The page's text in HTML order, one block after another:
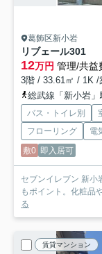
葛飾区新小岩
リブェール301
12万円 管理/共益
3階 / 33.61㎡ / 1K /
総武線「新小岩
バス・トイレ別
フローリング
電
敷0 即入居可
セブンイレブン 新小
もポイント。化粧品
る
賃貸マンション